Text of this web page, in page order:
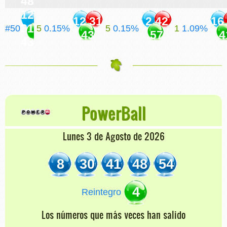
#50
12
31
43
5 0.15%
12 31
43
5 0.15%
2 42
57
1 1.09%
16
PowerBall
Lunes 3 de Agosto de 2026
8 30 41 48 54
Reintegro 4
Los números que más veces han salido